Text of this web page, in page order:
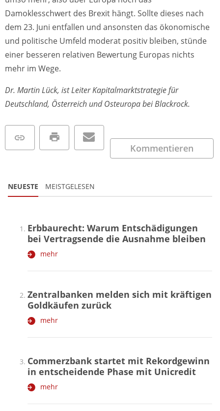
Damoklesschwert des Brexit hängt. Sollte dieses nach
dem 23. Juni entfallen und ansonsten das ökonomische
und politische Umfeld moderat positiv bleiben, stünde
einer besseren relativen Bewertung Europas nichts
mehr im Wege.
Dr. Martin Lück, ist Leiter Kapitalmarktstrategie für
Deutschland, Österreich und Osteuropa bei Blackrock.
Kommentieren
NEUESTE MEISTGELESEN
Erbbaurecht: Warum Entschädigungen
bei Vertragsende die Ausnahme bleiben
mehr
Zentralbanken melden sich mit kräftigen
Goldkäufen zurück
mehr
Commerzbank startet mit Rekordgewinn
in entscheidende Phase mit Unicredit
mehr